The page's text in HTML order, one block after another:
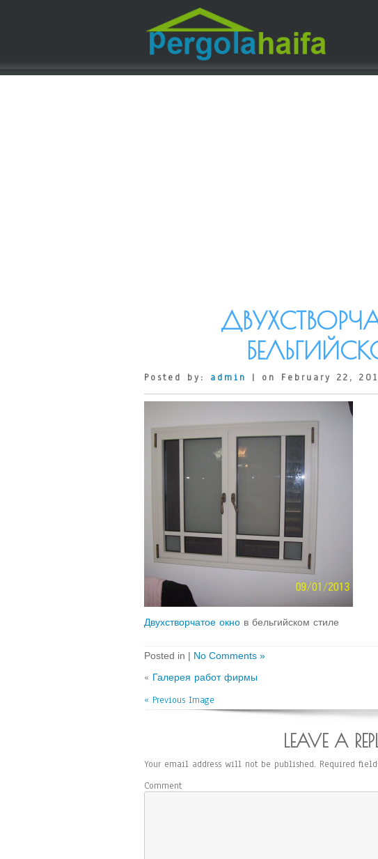
Posted by: admin | on February 22,
Двухстворчатое окно в бельгийском стиле
Posted in | No Comments »
« Галерея работ фирмы
« Previous Image
LEAVE A
Your email address will not be published. Required
Comment